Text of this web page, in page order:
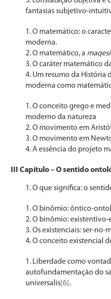
fantasias subjetivo-
O matemático: o
moderna.
O matemático, a maqesi
O caráter matemático
Um resumo da História
moderna como
O conceito grego e
moderno da natureza
O movimento em
O movimento em
A essência do projeto
III Capítulo – O sentido
O que significa: o
O binômio: ôntico-
O binômio: existentivo-
Os existenciais: ser-no-
O conceito existencial
Liberdade como
autofundamentação do
universalis [6] .